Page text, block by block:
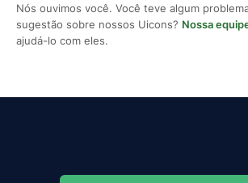
Nós ouvimos você. Você teve algum
sugestão sobre nossos Uicons? Nossa
ajudá-lo com eles.